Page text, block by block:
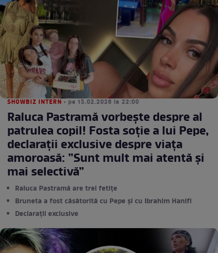
SHOWBIZ INTERN • pe 15.02.2026 la 22:00
Raluca Pastramă vorbește despre al
patrulea copil! Fosta soție a lui Pepe,
declarații exclusive despre viața
amoroasă: ”Sunt mult mai atentă și
mai selectivă”
Raluca Pastramă are trei fetițe
Bruneta a fost căsătorită cu Pepe și cu Ibrahim Hanifi
Declarații exclusive